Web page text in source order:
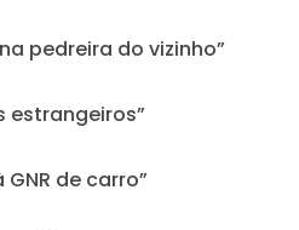
pedreira do vizinho”
estrangeiros”
de carro”